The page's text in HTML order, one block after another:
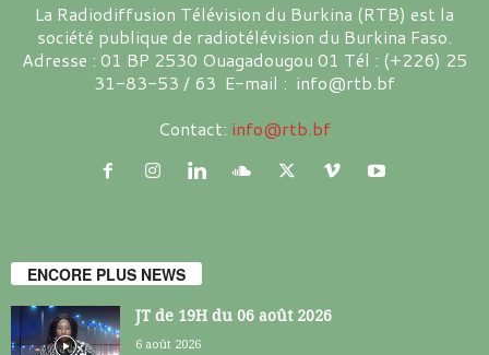
La Radiodiffusion Télévision du Burkina (RTB) est la
société publique de radiotélévision du Burkina Faso.
Adresse : 01 BP 2530 Ouagadougou 01 Tél : (+226) 25
31-83-53 / 63 E-mail : info@rtb.bf
Contact: info@rtb.bf
ENCORE PLUS NEWS
JT de 19H du 06 août 2026
6 août 2026